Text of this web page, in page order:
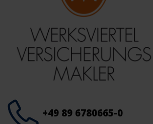
+49 89 6780665-0